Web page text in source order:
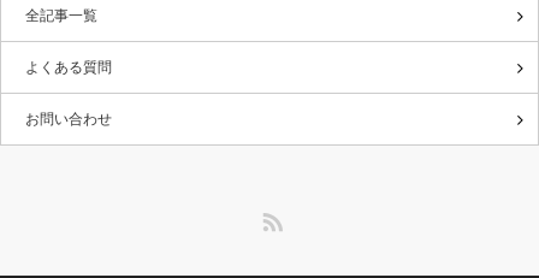
全記事一覧
よくある質問
お問い合わせ